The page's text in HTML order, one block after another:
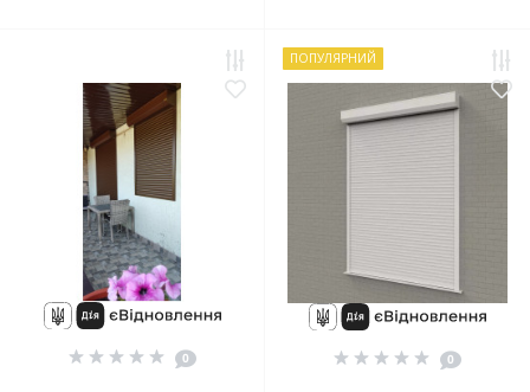
0
ПОПУЛЯРНИЙ
0